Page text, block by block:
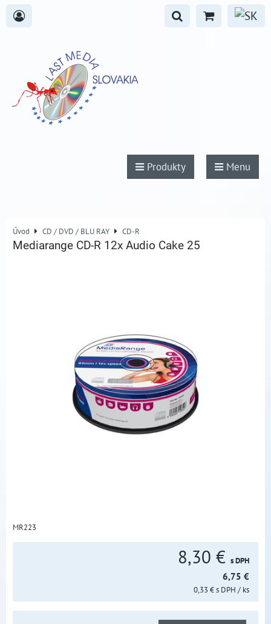
Produkty Menu
Úvod CD / DVD / BLU RAY CD-R
Mediarange CD-R 12x Audio Cake 25
MR223
8,30 € s DPH
6,75 €
0,33 €s DPH / ks